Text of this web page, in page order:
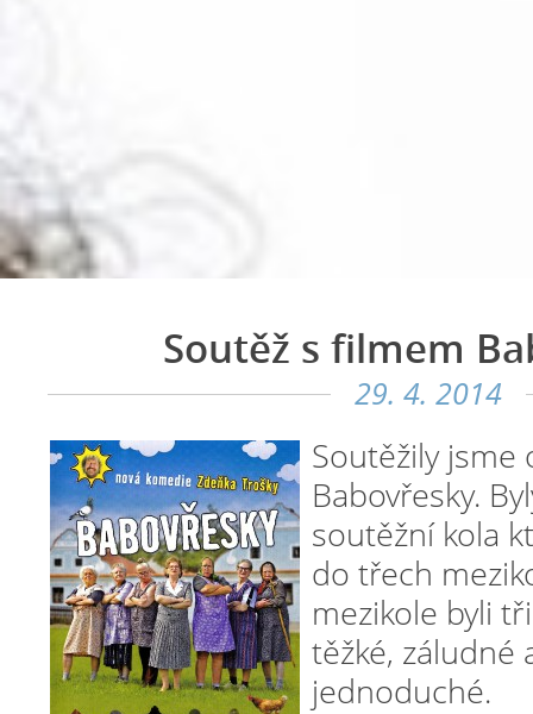
Soutěž s filmem
29. 4. 2014
Soutěžily jsme
Babovřesky.
soutěžní kola
do třech
mezikole byli
těžké, záludné
jednoduché.